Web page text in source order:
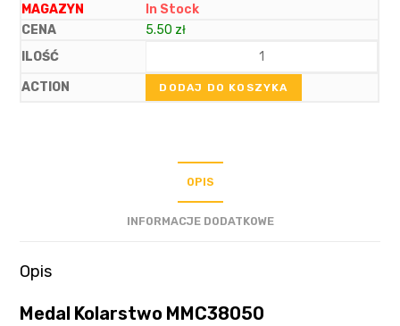
In Stock
5.50 zł
DODAJ DO KOSZYKA
OPIS
INFORMACJE DODATKOWE
Opis
Medal Kolarstwo MMC38050